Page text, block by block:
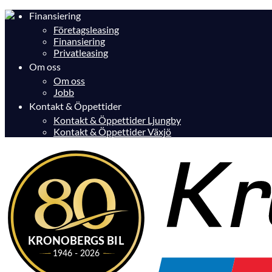
Finansiering
Företagsleasing
Finansiering
Privatleasing
Om oss
Om oss
Jobb
Kontakt & Öppettider
Kontakt & Öppettider Ljungby
Kontakt & Öppettider Växjö